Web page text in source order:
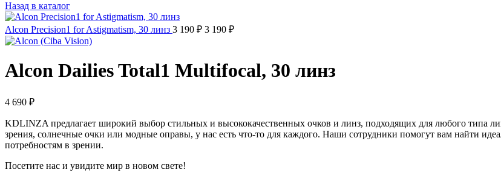
Назад в каталог
Alcon Precision1 for Astigmatism, 30 линз 3 190 ₽ 3 190 ₽
Alcon Dailies Total1 Multifocal, 30 линз
4 690 ₽
KDLINZA предлагает широкий выбор стильных и высококачественных очков и линз, подходящих для любого типа
зрения, солнечные очки или модные оправы, у нас есть что-то для каждого. Наши сотрудники помогут вам найти
потребностям в зрении.
Посетите нас и увидите мир в новом свете!